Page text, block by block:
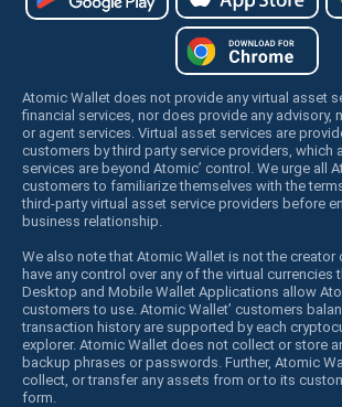
Atomic Wallet does not provide any virtual asset
financial services, nor does provide any advisory,
or agent services. Virtual asset services are
customers by third party service providers, which
services are beyond Atomic’ control. We urge all
customers to familiarize themselves with the
third-party virtual asset service providers before
business relationship.
We also note that Atomic Wallet is not the
have any control over any of the virtual currencies
Desktop and Mobile Wallet Applications allow
customers to use. Atomic Wallet’ customers
transaction history are supported by each
explorer. Atomic Wallet does not collect or store
backup phrases or passwords. Further, Atomic
collect, or transfer any assets from or to its
form.